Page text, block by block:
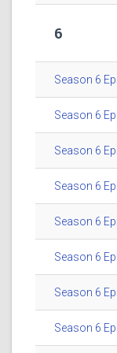
6
Season 6
Season 6
Season 6
Season 6
Season 6
Season 6
Season 6
Season 6